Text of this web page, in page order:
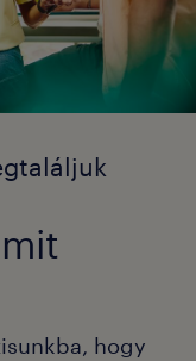
hogy